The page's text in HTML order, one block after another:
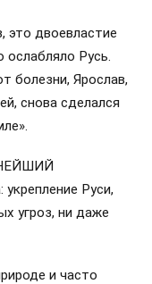
это двоевластие
ослабляло Русь.
болезни, Ярослав,
снова сделался
Руси,
угроз, ни даже
и часто